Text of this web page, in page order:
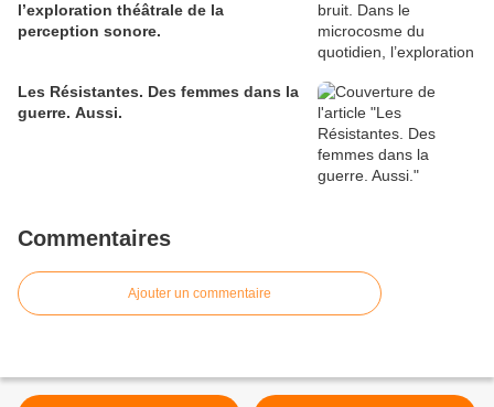
l’exploration théâtrale de la
perception sonore.
Les Résistantes. Des femmes dans la
guerre. Aussi.
Commentaires
Ajouter un commentaire